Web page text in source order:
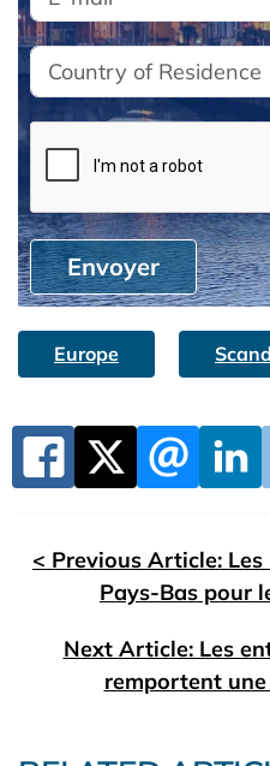
Envoyer
Europe
< Previous Article:
Pays-Bas pour
Next Article: Les
remportent